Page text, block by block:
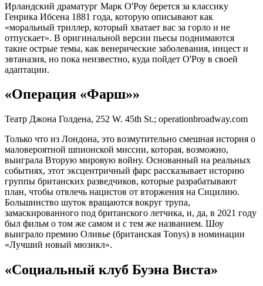
Ирландский драматург Марк О'Роу берется за классику
Генрика Ибсена 1881 года, которую описывают как
«моральный триллер, который хватает вас за горло и не
отпускает». В оригинальной версии пьесы поднимаются
такие острые темы, как венерические заболевания, инцест и
эвтаназия, но пока неизвестно, куда пойдет О'Роу в своей
адаптации.
«Операция «Фарш»»
Театр Джона Голдена, 252 W. 45th St.; operationbroadway.com
Только что из Лондона, это возмутительно смешная история о
маловероятной шпионской миссии, которая, возможно,
выиграла Вторую мировую войну. Основанный на реальных
событиях, этот эксцентричный фарс рассказывает историю
группы британских разведчиков, которые разрабатывают
план, чтобы отвлечь нацистов от вторжения на Сицилию.
Большинство шуток вращаются вокруг трупа,
замаскированного под британского летчика, и, да, в 2021 году
был фильм о том же самом и с тем же названием. Шоу
выиграло премию Оливье (британская Tonys) в номинации
«Лучший новый мюзикл».
«Социальный клуб Буэна Виста»